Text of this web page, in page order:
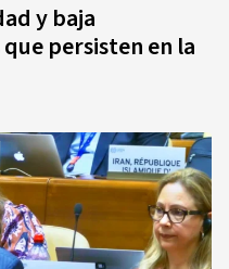
y baja
persisten en la